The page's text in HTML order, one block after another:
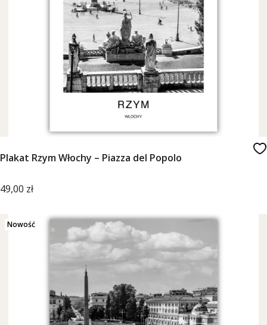
Plakat Rzym Włochy – Piazza del Popolo
Cena
49,00 zł
Nowość